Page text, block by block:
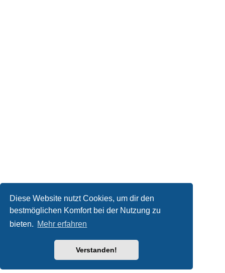
Diese Website nutzt Cookies, um dir den
bestmöglichen Komfort bei der Nutzung zu
bieten. Mehr erfahren
Verstanden!